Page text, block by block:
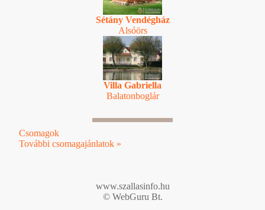
Sétány Vendégház
Alsóörs
Villa Gabriella
Balatonboglár
Csomagok
További csomagajánlatok »
www.szallasinfo.hu
© WebGuru Bt.